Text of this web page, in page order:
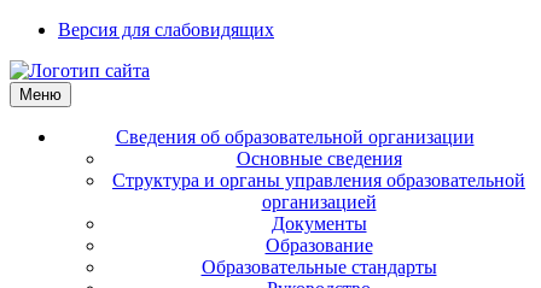
Версия для слабовидящих
Меню
Сведения об образовательной организации
Основные сведения
Структура и органы управления образовательной
организацией
Документы
Образование
Образовательные стандарты